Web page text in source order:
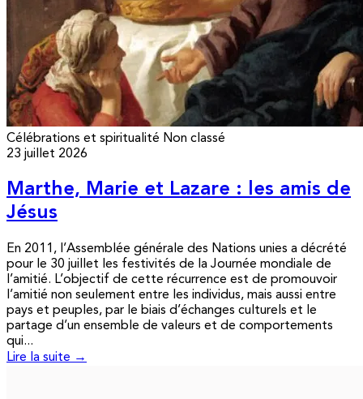
Célébrations et spiritualité Non classé
23 juillet 2026
Marthe, Marie et Lazare : les amis de
Jésus
En 2011, l’Assemblée générale des Nations unies a décrété
pour le 30 juillet les festivités de la Journée mondiale de
l’amitié. L’objectif de cette récurrence est de promouvoir
l’amitié non seulement entre les individus, mais aussi entre
pays et peuples, par le biais d’échanges culturels et le
partage d’un ensemble de valeurs et de comportements
qui...
Lire la suite →